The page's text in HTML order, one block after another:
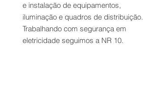
e instalação de equipamentos,
iluminação e quadros de distribuição.
Trabalhando com segurança em
eletricidade seguimos a NR 10.